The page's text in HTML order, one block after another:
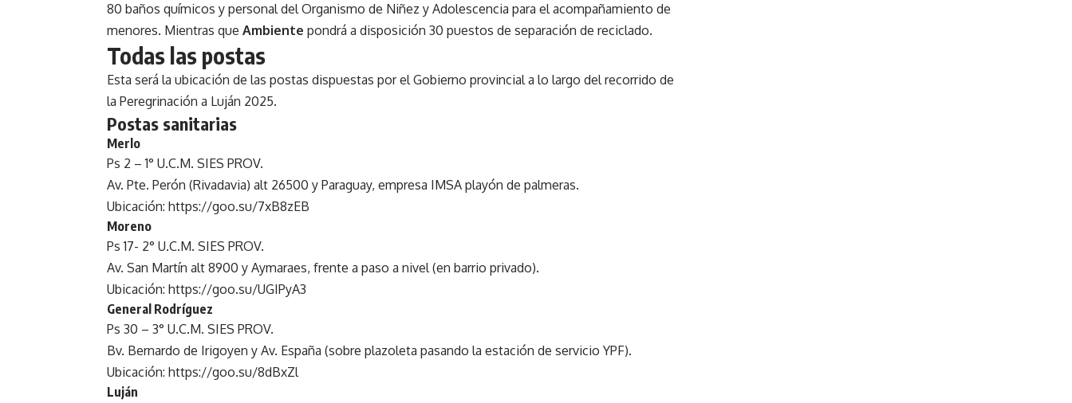
80 baños químicos y personal del Organismo de Niñez y Adolescencia para el acompañamiento de
menores. Mientras que Ambiente pondrá a disposición 30 puestos de separación de reciclado.
Todas las postas
Esta será la ubicación de las postas dispuestas por el Gobierno provincial a lo largo del recorrido de
la Peregrinación a Luján 2025.
Postas sanitarias
Merlo
Ps 2 – 1° U.C.M. SIES PROV.
Av. Pte. Perón (Rivadavia) alt 26500 y Paraguay, empresa IMSA playón de palmeras.
Ubicación: https://goo.su/7xB8zEB
Moreno
Ps 17- 2° U.C.M. SIES PROV.
Av. San Martín alt 8900 y Aymaraes, frente a paso a nivel (en barrio privado).
Ubicación: https://goo.su/UGIPyA3
General Rodríguez
Ps 30 – 3° U.C.M. SIES PROV.
Bv. Bernardo de Irigoyen y Av. España (sobre plazoleta pasando la estación de servicio YPF).
Ubicación: https://goo.su/8dBxZl
Luján